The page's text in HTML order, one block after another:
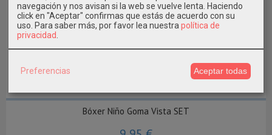
Bóxer Niño Goma Vista SET
navegación y nos avisan si la web se vuelve lenta. Haciendo
click en "Aceptar" confirmas que estás de acuerdo con su
uso. Para saber más, por favor lea nuestra política de
privacidad
Preferencias Aceptar todas